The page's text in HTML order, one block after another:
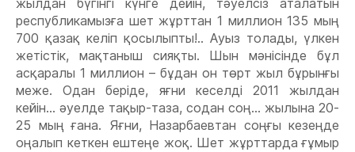
республикамызға шет жұрттан 1 миллион 135 мың
700 қазақ келіп қосылыпты!.. Ауыз толады, үлкен
жетістік, мақтаныш сияқты. Шын мəнісінде бұл
асқаралы 1 миллион – бұдан он төрт жыл бұрынғы
меже. Одан беріде, яғни кеселді 2011 жылдан
кейін... əуелде тақыр-таза, содан соң... жылына 20-
25 мың ғана. Яғни, Назарбаевтан соңғы кезеңде
оңалып кеткен ештеңе жоқ. Шет жұрттарда ғұмыр